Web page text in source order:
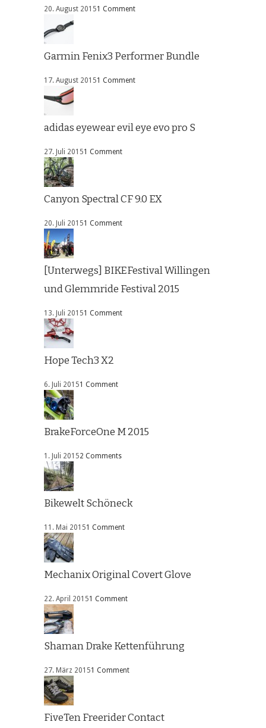
20. August 20151 Comment
Garmin Fenix3 Performer Bundle
17. August 20151 Comment
adidas eyewear evil eye evo pro S
27. Juli 20151 Comment
Canyon Spectral CF 9.0 EX
20. Juli 20151 Comment
[Unterwegs] BIKEFestival Willingen
und Glemmride Festival 2015
13. Juli 20151 Comment
Hope Tech3 X2
6. Juli 20151 Comment
BrakeForceOne M 2015
1. Juli 20152 Comments
Bikewelt Schöneck
11. Mai 20151 Comment
Mechanix Original Covert Glove
22. April 20151 Comment
Shaman Drake Kettenführung
27. März 20151 Comment
FiveTen Freerider Contact